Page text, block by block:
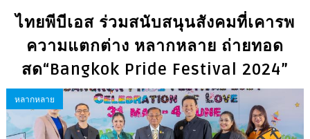
ไทยพีบีเอส ร่วมสนับสนุนสังคมที่เคารพ
ความแตกต่าง หลากหลาย ถ่ายทอด
สด“Bangkok Pride Festival 2024”
หลากหลาย